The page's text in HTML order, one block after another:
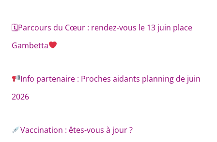
🗓Parcours du Cœur : rendez‑vous le 13 juin place
Gambetta
Info partenaire : Proches aidants planning de juin
2026
Vaccination : êtes-vous à jour ?